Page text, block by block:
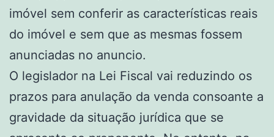
imóvel sem conferir as características reais
do imóvel e sem que as mesmas fossem
anunciadas no anuncio.
O legislador na Lei Fiscal vai reduzindo os
prazos para anulação da venda consoante a
gravidade da situação jurídica que se